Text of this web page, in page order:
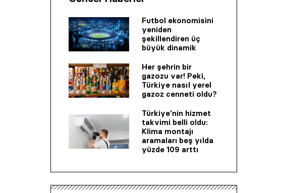
Futbol ekonomisini
yeniden
şekillendiren üç
büyük dinamik
Her şehrin bir
gazozu var! Peki,
Türkiye nasıl yerel
gazoz cenneti oldu?
Türkiye’nin hizmet
takvimi belli oldu:
Klima montajı
aramaları beş yılda
yüzde 109 arttı